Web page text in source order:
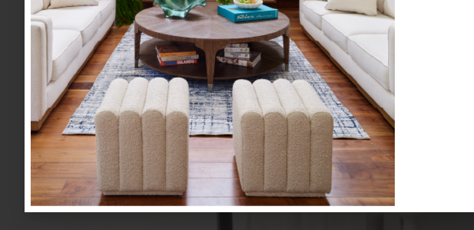
inspiración/ august 03 2026
ZWILLING FRESH & SAVE: CONSERVAR
TAMBIÉN ES COCINAR